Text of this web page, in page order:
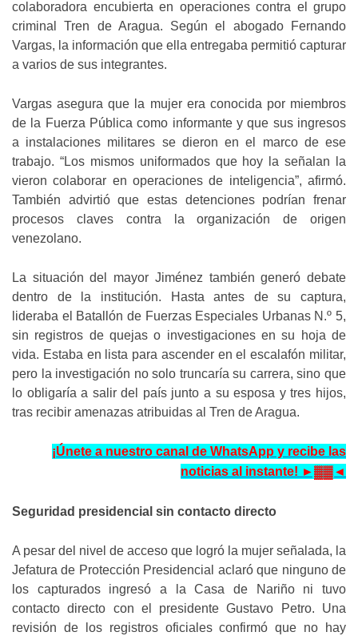
colaboradora encubierta en operaciones contra el grupo
criminal Tren de Aragua. Según el abogado Fernando
Vargas, la información que ella entregaba permitió capturar
a varios de sus integrantes.
Vargas asegura que la mujer era conocida por miembros
de la Fuerza Pública como informante y que sus ingresos
a instalaciones militares se dieron en el marco de ese
trabajo. “Los mismos uniformados que hoy la señalan la
vieron colaborar en operaciones de inteligencia”, afirmó.
También advirtió que estas detenciones podrían frenar
procesos claves contra la organización de origen
venezolano.
La situación del mayor Jiménez también generó debate
dentro de la institución. Hasta antes de su captura,
lideraba el Batallón de Fuerzas Especiales Urbanas N.º 5,
sin registros de quejas o investigaciones en su hoja de
vida. Estaba en lista para ascender en el escalafón militar,
pero la investigación no solo truncaría su carrera, sino que
lo obligaría a salir del país junto a su esposa y tres hijos,
tras recibir amenazas atribuidas al Tren de Aragua.
¡Únete a nuestro canal de WhatsApp y recibe las
noticias al instante! ►▓▓◄
Seguridad presidencial sin contacto directo
A pesar del nivel de acceso que logró la mujer señalada, la
Jefatura de Protección Presidencial aclaró que ninguno de
los capturados ingresó a la Casa de Nariño ni tuvo
contacto directo con el presidente Gustavo Petro. Una
revisión de los registros oficiales confirmó que no hay